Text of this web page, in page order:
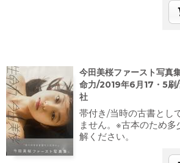
今田美桜ファースト写真
命力/2019年6月17・5刷
社
帯付き/当時の古書とし
ません。※古本のため
解ください。